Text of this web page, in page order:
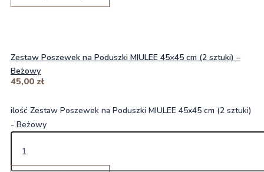
Zestaw Poszewek na Poduszki MIULEE 45×45 cm (2 sztuki) –
Beżowy
45,00 zł
ilość Zestaw Poszewek na Poduszki MIULEE 45x45 cm (2 sztuki)
- Beżowy